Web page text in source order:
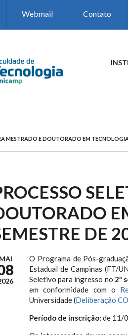
Webmail Contato
MESTRADO E DOUTORADO EM TECNOLOGIA
DE
MAI
O Programa de Pós-
Estadual de Campinas (FT/
Seletivo para ingresso no 2º
em conformidade com o
Universidade (Deliberação
Período de inscrição: de 11/